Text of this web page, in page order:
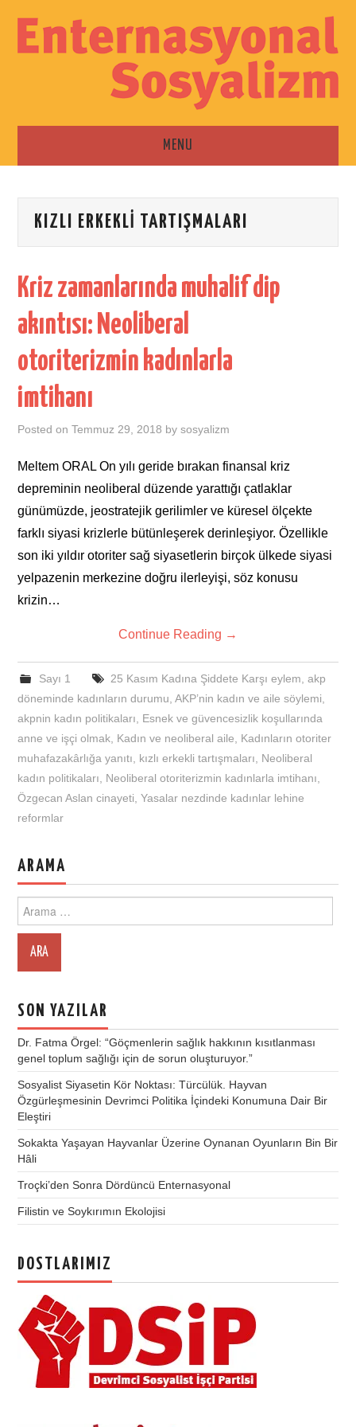
MENU
ESKI SAYILAR
KIZLI ERKEKLI TARTIŞMALARI
Kriz zamanlarında muhalif dip
akıntısı: Neoliberal
otoriterizmin kadınlarla
imtihanı
Posted onTemmuz 29, 2018 bysosyalizm
Meltem ORAL On yılı geride bırakan finansal kriz
depreminin neoliberal düzende yarattığı çatlaklar
günümüzde, jeostratejik gerilimler ve küresel ölçekte
farklı siyasi krizlerle bütünleşerek derinleşiyor. Özellikle
son iki yıldır otoriter sağ siyasetlerin birçok ülkede siyasi
yelpazenin merkezine doğru ilerleyişi, söz konusu
krizin…
Continue Reading →
Sayı 1 25 Kasım Kadına Şiddete Karşı eylem, akp
döneminde kadınların durumu,AKP’nin kadın ve aile söylemi,
akpnin kadın politikaları, Esnek ve güvencesizlik koşullarında
anne ve işçi olmak, Kadın ve neoliberal aile, Kadınların otoriter
muhafazakârlığa yanıtı, kızlı erkekli tartışmaları, Neoliberal
kadın politikaları, Neoliberal otoriterizmin kadınlarla imtihanı,
Özgecan Aslan cinayeti,Yasalar nezdinde kadınlar lehine
reformlar
ARAMA
Search
for:
SON YAZILAR
Dr. Fatma Örgel: “Göçmenlerin sağlık hakkının kısıtlanması
genel toplum sağlığı için de sorun oluşturuyor.”
Sosyalist Siyasetin Kör Noktası: Türcülük. Hayvan
Özgürleşmesinin Devrimci Politika İçindeki Konumuna Dair Bir
Eleştiri
Sokakta Yaşayan Hayvanlar Üzerine Oynanan Oyunların Bin Bir
Hâli
Troçki’den Sonra Dördüncü Enternasyonal
Filistin ve Soykırımın Ekolojisi
DOSTLARIMIZ